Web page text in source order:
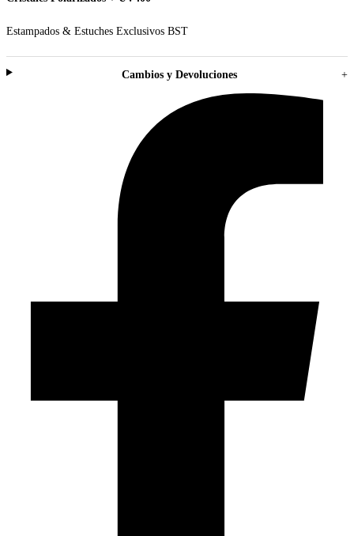
Estampados & Estuches Exclusivos BST
Cambios y Devoluciones +